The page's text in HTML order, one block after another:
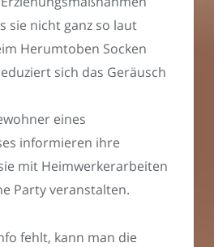
sie nicht ganz so laut
Herumtoben Socken
sich das Geräusch
eines
informieren ihre
mit Heimwerkerarbeiten
Party veranstalten.
fehlt, kann man die